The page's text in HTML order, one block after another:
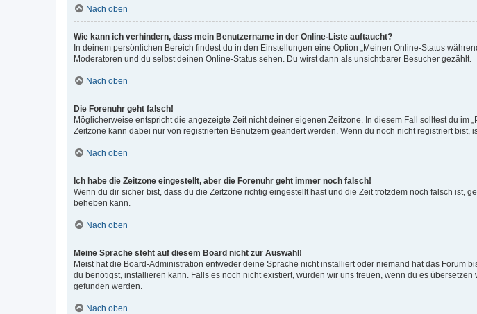
Nach oben
Wie kann ich verhindern, dass mein Benutzername in der Online-Liste auftaucht?
In deinem persönlichen Bereich findest du in den Einstellungen eine Option „Meinen Online-Status
Moderatoren und du selbst deinen Online-Status sehen. Du wirst dann als unsichtbarer Besucher gezählt.
Nach oben
Die Forenuhr geht falsch!
Möglicherweise entspricht die angezeigte Zeit nicht deiner eigenen Zeitzone. In diesem Fall solltest du im
Zeitzone kann dabei nur von registrierten Benutzern geändert werden. Wenn du noch nicht registriert bist,
Nach oben
Ich habe die Zeitzone eingestellt, aber die Forenuhr geht immer noch falsch!
Wenn du dir sicher bist, dass du die Zeitzone richtig eingestellt hast und die Zeit trotzdem noch falsch ist,
beheben kann.
Nach oben
Meine Sprache steht auf diesem Board nicht zur Auswahl!
Meist hat die Board-Administration entweder deine Sprache nicht installiert oder niemand hat das Forum
du benötigst, installieren kann. Falls es noch nicht existiert, würden wir uns freuen, wenn du es
gefunden werden.
Nach oben